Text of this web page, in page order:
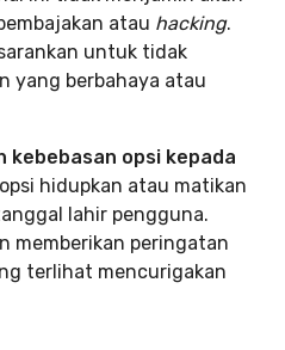
atau hacking.
untuk tidak
yang berbahaya atau
kebebasan opsi kepada
hidupkan atau matikan
lahir pengguna.
memberikan peringatan
terlihat mencurigakan